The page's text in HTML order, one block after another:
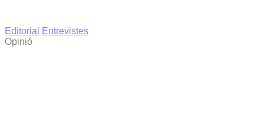
Editorial
Entrevistes
Opinió